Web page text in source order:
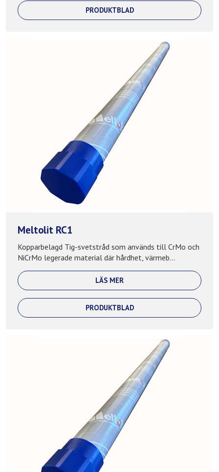
PRODUKTBLAD
Meltolit RC1
Kopparbelagd Tig-svetstråd som används till CrMo och
NiCrMo legerade material där hårdhet, värmeb...
LÄS MER
PRODUKTBLAD